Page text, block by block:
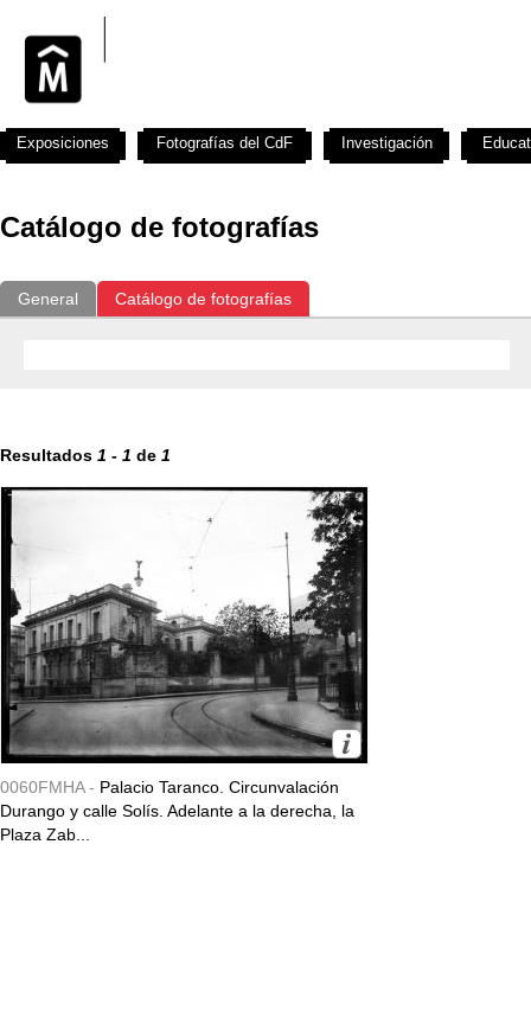
Catálogo de fotografías
General Catálogo de fotografías
Resultados 1 - 1 de 1
0060FMHA - Palacio Taranco. Circunvalación
Durango y calle Solís. Adelante a la derecha, la
Plaza Zab...
Exposiciones Fotografías del CdF Investigación